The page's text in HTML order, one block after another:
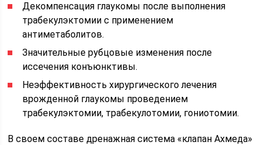
Декомпенсация глаукомы после выполнения
трабекулэктомии с применением
антиметаболитов.
Значительные рубцовые изменения после
иссечения конъюнктивы.
Неэффективность хирургического лечения
врожденной глаукомы проведением
трабекулэктомии, трабекулотомии, гониотомии.
В своем составе дренажная система «клапан Ахмеда»